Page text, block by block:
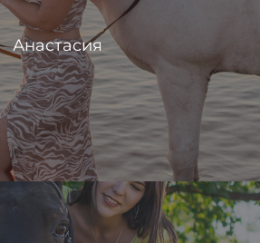
Анастасия